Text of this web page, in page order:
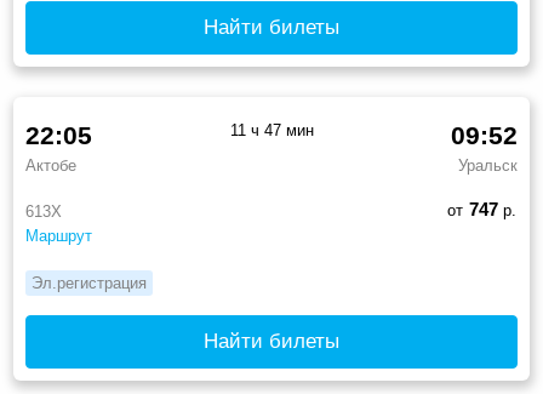
Найти билеты
613Х
Маршрут
22:05
Актобе
09:52
Уральск
11 ч 47 мин
от 747р.
Эл.регистрация
Найти билеты